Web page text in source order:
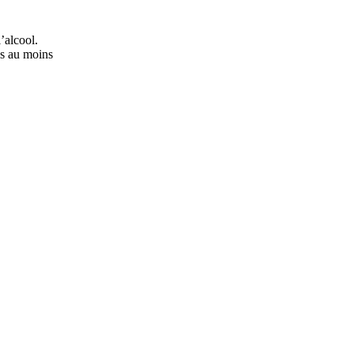
au moins